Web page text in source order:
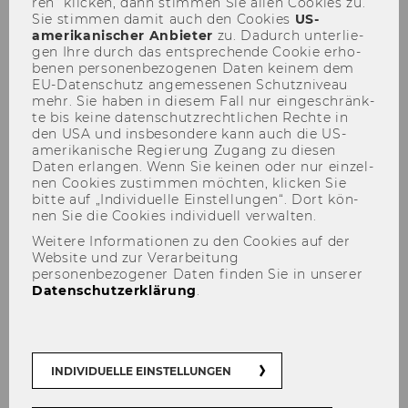
Veranstaltungen
04. März 2026
Rückschau: Kick-Off X PwC für die
Kohorte in der Spe­zia­li­sie­rung "Rech­nungs­le­
gung & Steu­er­leh­re"
Sie stim­men damit auch den Coo­kies US-​
amerikanischer An­bie­ter zu. Da­durch un­ter­lie­
gen Ihre durch das ent­spre­chen­de Coo­kie er­ho­
be­nen per­so­nen­be­zo­ge­nen Daten kei­nem dem
EU-​Datenschutz an­ge­mes­se­nen Schutz­ni­veau
mehr. Sie haben in die­sem Fall nur ein­ge­schränk­
te bis keine da­ten­schutz­recht­li­chen Rech­te in
den USA und ins­be­son­de­re kann auch die US-​
amerikanische Re­gie­rung Zu­gang zu die­sen
Daten er­lan­gen. Wenn Sie kei­nen oder nur ein­zel­
nen Coo­kies zu­stim­men möch­ten, kli­cken Sie
bitte auf „In­di­vi­du­el­le Ein­stel­lun­gen“. Dort kön­
nen Sie die Coo­kies in­di­vi­du­ell ver­wal­ten.
Weitere Informationen zu den Cookies auf der
Website und zur Verarbeitung
personenbezogener Daten finden Sie in unserer
Datenschutzerklärung.
INDIVIDUELLE EINSTELLUNGEN